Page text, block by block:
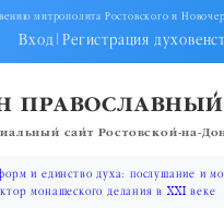
митрополита Ростовского и
Вход|Регистрация
ПРАВОСЛАВНЫЙ
сайт Ростовской-на-
и единство духа: послушание и
монашеского делания в XXI веке